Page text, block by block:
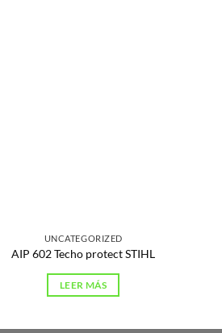
UNCATEGORIZED
AIP 602 Techo protect STIHL
LEER MÁS